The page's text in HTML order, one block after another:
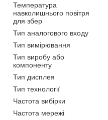
Температура
навколишнього повітря
для збер
Тип аналогового входу
Тип вимірювання
Тип виробу або
компоненту
Тип дисплея
Тип технології
Частота вибірки
Частота мережі